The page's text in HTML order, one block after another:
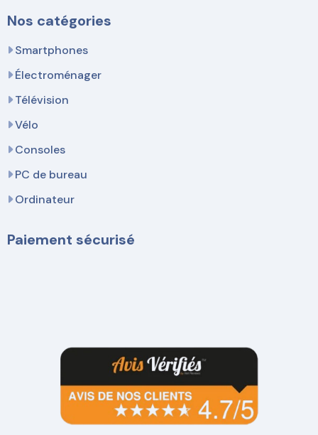
Nos catégories
Smartphones
Électroménager
Télévision
Vélo
Consoles
PC de bureau
Ordinateur
Paiement sécurisé